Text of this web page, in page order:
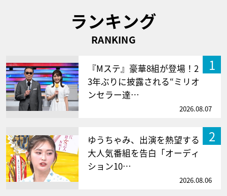
ランキング
RANKING
1
『Mステ』豪華8組が登場！2
3年ぶりに披露される“ミリオ
ンセラー達…
2026.08.07
2
ゆうちゃみ、出演を熱望する
大人気番組を告白「オーディ
ション10…
2026.08.06